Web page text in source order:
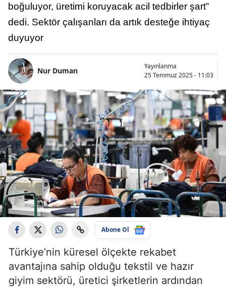
boğuluyor, üretimi koruyacak acil tedbirler şart”
dedi. Sektör çalışanları da artık desteğe ihtiyaç
duyuyor
Nur Duman
Yayınlanma
25 Temmuz 2025 - 11:03
Abone Ol
Türkiye’nin küresel ölçekte rekabet
avantajına sahip olduğu tekstil ve hazır
giyim sektörü, üretici şirketlerin ardından